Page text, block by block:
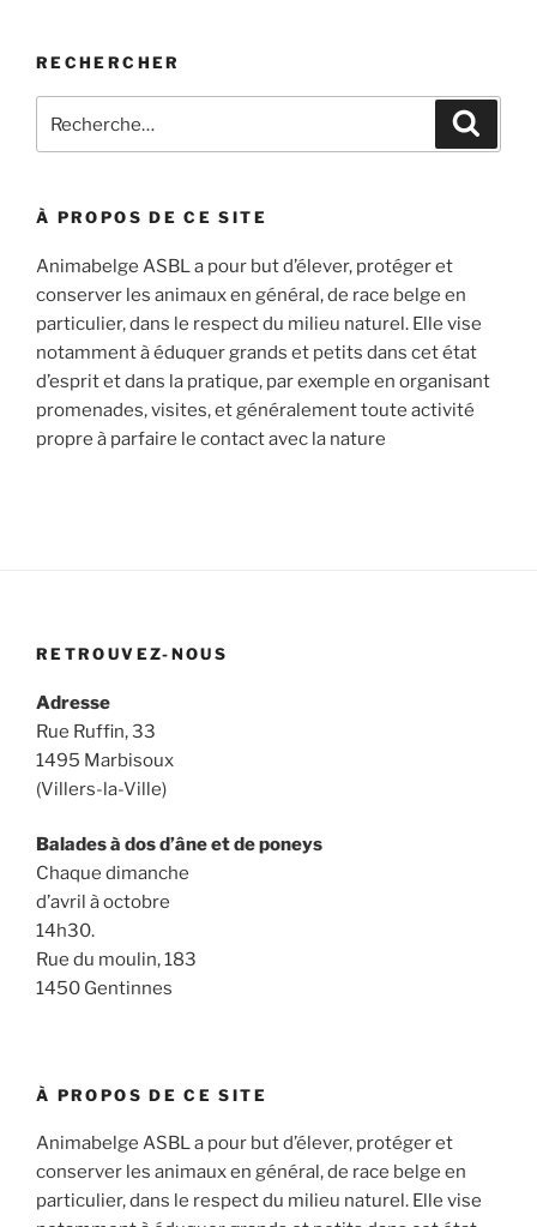
RECHERCHER
pour
À PROPOS DE CE SITE
Animabelge ASBL a pour but d’élever, protéger et
conserver les animaux en général, de race belge en
particulier, dans le respect du milieu naturel. Elle vise
notamment à éduquer grands et petits dans cet état
d’esprit et dans la pratique, par exemple en organisant
promenades, visites, et généralement toute activité
propre à parfaire le contact avec la nature
RETROUVEZ-NOUS
Adresse
Rue Ruffin, 33
1495 Marbisoux
(Villers-la-Ville)
Balades à dos d’âne et de poneys
Chaque dimanche
d’avril à octobre
14h30.
Rue du moulin, 183
1450 Gentinnes
À PROPOS DE CE SITE
Animabelge ASBL a pour but d’élever, protéger et
conserver les animaux en général, de race belge en
particulier, dans le respect du milieu naturel. Elle vise